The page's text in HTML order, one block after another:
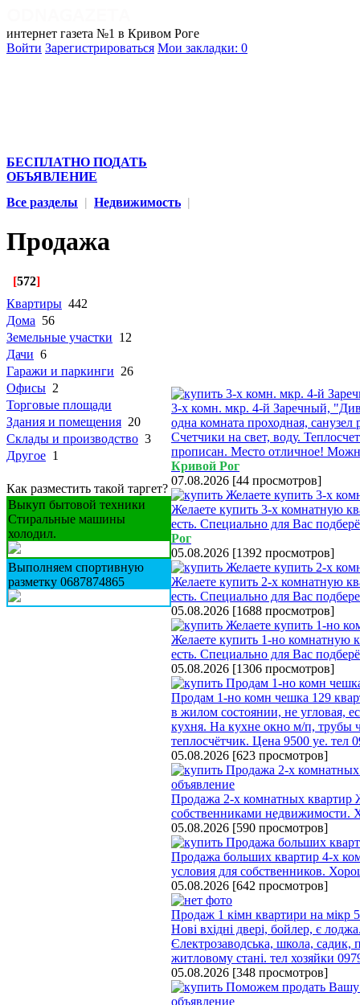
интернет газета №1 в Кривом Роге
Войти Зарегистрироваться Мои закладки: 0
БЕСПЛАТНО ПОДАТЬ
ОБЪЯВЛЕНИЕ
Все разделы | Недвижимость |
Продажа
[572]
Квартиры 442
Дома 56
Земельные участки 12
Дачи 6
Гаражи и паркинги 26
Офисы 2
Торговые площади
Здания и помещения 20
Склады и производство 3
Другое 1
Как разместить такой таргет?
Выкуп бытовой техники
Стиральные машины
холодил.
Выполняем спортивную
разметку 0687874865
3-х комн. мкр. 4-й Заречный,
одна комната проходная,
Счетчики на свет, воду.
прописан. Место отличное!
Кривой Рог
07.08.2026 [44 просмотров]
Желаете купить 3-х комнатную
есть. Специально для Вас
Рог
05.08.2026 [1392 просмотров]
Желаете купить 2-х комнатную
есть. Специально для Вас
05.08.2026 [1688 просмотров]
Желаете купить 1-но комнатную
есть. Специально для Вас
05.08.2026 [1306 просмотров]
Продам 1-но комн чешка 129
в жилом состоянии, не угловая,
кухня. На кухне окно м/п, трубы
теплосчётчик. Цена 9500 уе. тел
05.08.2026 [623 просмотров]
Продажа 2-х комнатных квартир
собственниками недвижимости.
05.08.2026 [590 просмотров]
Продажа больших квартир 4-х
условия для собственников.
05.08.2026 [642 просмотров]
Продаж 1 кімн квартири на мікр
Нові вхідні двері, бойлер, є
Єлектрозаводська, школа, садик,
житловому стані. тел хозяйки
05.08.2026 [348 просмотров]